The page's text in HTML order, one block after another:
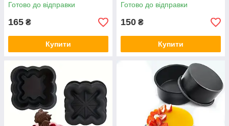
Готово до відправки
165 ₴
Купити
Готово до відправки
150 ₴
Купити